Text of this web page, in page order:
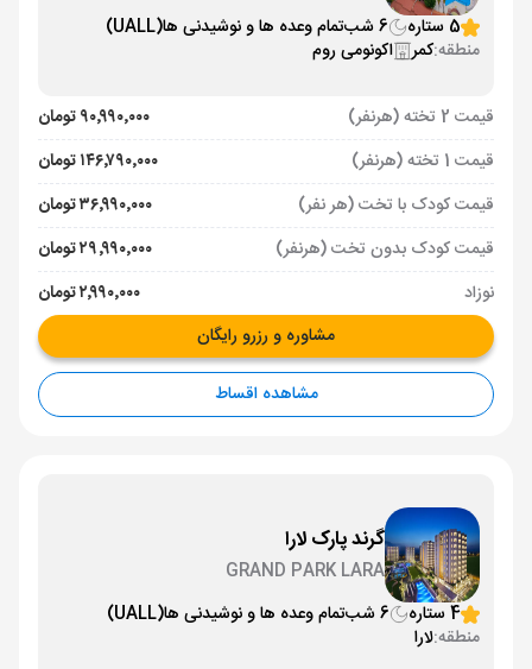
5 ستاره
6 شب تمام وعده ها و نوشیدنی ها(UALL)
منطقه:کمر اکونومی روم
قیمت 2 تخته (هرنفر)
۹۰٬۹۹۰٬۰۰۰ تومان
قیمت 1 تخته (هرنفر)
۱۴۶٬۷۹۰٬۰۰۰ تومان
قیمت کودک با تخت (هر نفر)
۳۶٬۹۹۰٬۰۰۰ تومان
قیمت کودک بدون تخت (هرنفر)
۲۹٬۹۹۰٬۰۰۰ تومان
نوزاد
۲٬۹۹۰٬۰۰۰ تومان
مشاوره و رزرو رایگان
مشاهده اقساط
گرند پارک لارا
GRAND PARK LARA
4 ستاره
6 شب تمام وعده ها و نوشیدنی ها(UALL)
منطقه:لارا